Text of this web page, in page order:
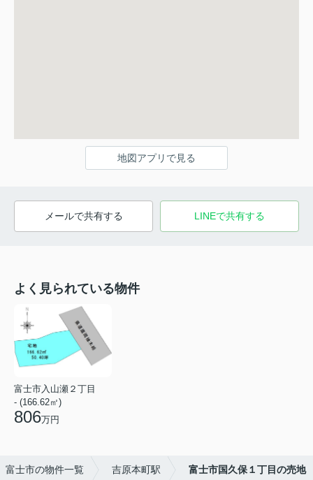
地図アプリで見る
メールで共有する LINEで共有する
よく見られている物件
富士市入山瀬２丁目
- (166.62㎡)
806万円
富士市の物件一覧 吉原本町駅 富士市国久保１丁目の売地